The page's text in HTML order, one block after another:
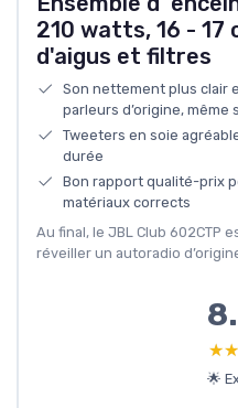
210 watts, 16 - 17
d'aigus et filtres
Son nettement plus clair
parleurs d’origine, même
Tweeters en soie
durée
Bon rapport qualité-prix
matériaux corrects
Au final, le JBL Club 602CTP
réveiller un autoradio
🌟